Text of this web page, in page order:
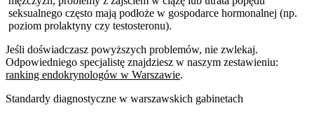
seksualnego często mają podłoże w gospodarce hormonalnej (np.
poziom prolaktyny czy testosteronu).
Jeśli doświadczasz powyższych problemów, nie zwlekaj.
Odpowiedniego specjalistę znajdziesz w naszym zestawieniu:
ranking endokrynologów w Warszawie.
Standardy diagnostyczne w warszawskich gabinetach